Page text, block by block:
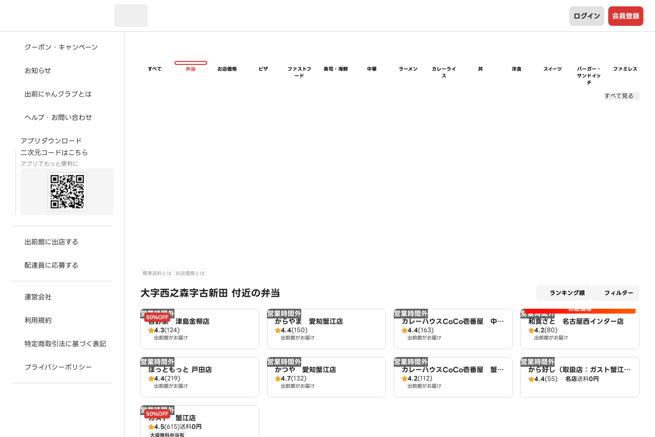
ログイン 会員登録
クーポン・キャンペーン
お知らせ
出前にゃんクラブとは
ヘルプ・お問い合わせ
アプリダウンロード
二次元コードはこちら
アプリでもっと便利に
出前館に出店する
配達員に応募する
運営会社
利用規約
特定商取引法に基づく表記
プライバシーポリシー
すべて 弁当 お店価格 ピザ
ファストフ
ード
寿司・海鮮 中華 ラーメン
カレーライ
ス
丼 洋食 スイーツ
バーガー・
サンドイッ
チ
ファミレス
すべて見る
標準送料とは お店価格とは
大字西之森字古新田 付近の弁当 ランキング順 フィルター
営業時間外
50%OFF
吉野家 津島金柳店
4.3(124)
出前館がお届け
営業時間外
からやま 愛知蟹江店
4.4(150)
出前館がお届け
営業時間外
カレーハウスCoCo壱番屋 中川
区かの里国一店（SD）
4.4(163)
出前館がお届け
営業時間外 お店価格
和食さと 名古屋西インター店
4.2(80)
出前館がお届け
営業時間外
ほっともっと 戸田店
4.4(219)
出前館がお届け
営業時間外
かつや 愛知蟹江店
4.7(132)
出前館がお届け
営業時間外
カレーハウスCoCo壱番屋 蟹江
インター店（SD）
4.2(112)
出前館がお届け
営業時間外
から好し（取扱店：ガスト蟹江
店）
4.4(55) 名店送料0円
営業時間外
50%OFF
ガスト 蟹江店
4.5(615)送料0円
大盛無料弁当有